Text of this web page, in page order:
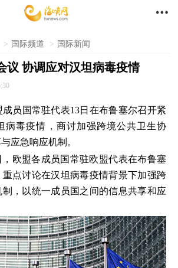

> 国际频道 > 国际新闻
议 协调应对汉坦病毒疫情
员国常驻代表13日在布鲁塞尔召开紧
病毒疫情，商讨加强跨境公共卫生协
应急响应机制。
，欧盟各成员国常驻欧盟代表在布鲁塞
点讨论在汉坦病毒疫情背景下加强跨
，以统一成员国之间的信息共享和应